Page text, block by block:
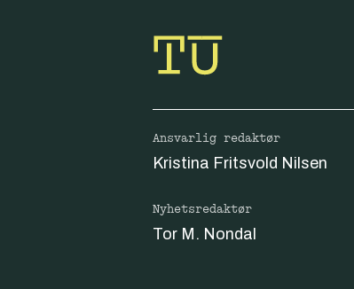
Ansvarlig redaktør
Kristina Fritsvold Nilsen
Nyhetsredaktør
Tor M. Nondal